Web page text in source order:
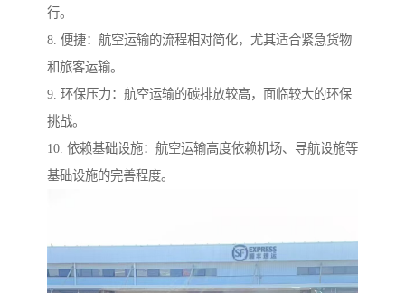
行。
8. 便捷：航空运输的流程相对简化，尤其适合紧急货物
和旅客运输。
9. 环保压力：航空运输的碳排放较高，面临较大的环保
挑战。
10. 依赖基础设施：航空运输高度依赖机场、导航设施等
基础设施的完善程度。